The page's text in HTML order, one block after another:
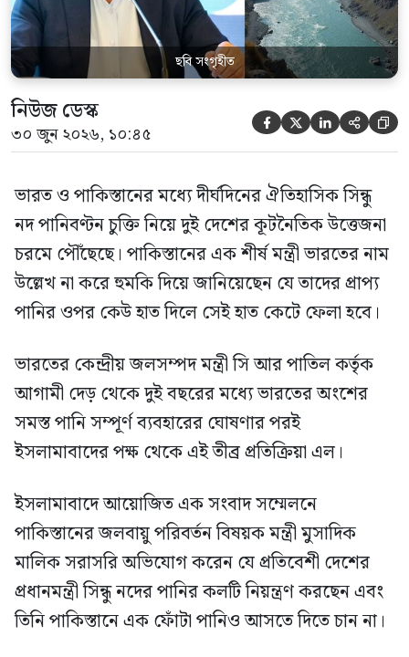
ছবি সংগৃহীত
নিউজ ডেস্ক
৩০ জুন ২০২৬, ১০:৪৫     
ভারত ও পাকিস্তানের মধ্যে দীর্ঘদিনের ঐতিহাসিক সিন্ধু
নদ পানিবণ্টন চুক্তি নিয়ে দুই দেশের কূটনৈতিক উত্তেজনা
চরমে পৌঁছেছে। পাকিস্তানের এক শীর্ষ মন্ত্রী ভারতের নাম
উল্লেখ না করে হুমকি দিয়ে জানিয়েছেন যে তাদের প্রাপ্য
পানির ওপর কেউ হাত দিলে সেই হাত কেটে ফেলা হবে।
ভারতের কেন্দ্রীয় জলসম্পদ মন্ত্রী সি আর পাতিল কর্তৃক
আগামী দেড় থেকে দুই বছরের মধ্যে ভারতের অংশের
সমস্ত পানি সম্পূর্ণ ব্যবহারের ঘোষণার পরই
ইসলামাবাদের পক্ষ থেকে এই তীব্র প্রতিক্রিয়া এল।
ইসলামাবাদে আয়োজিত এক সংবাদ সম্মেলনে
পাকিস্তানের জলবায়ু পরিবর্তন বিষয়ক মন্ত্রী মুসাদিক
মালিক সরাসরি অভিযোগ করেন যে প্রতিবেশী দেশের
প্রধানমন্ত্রী সিন্ধু নদের পানির কলটি নিয়ন্ত্রণ করছেন এবং
তিনি পাকিস্তানে এক ফোঁটা পানিও আসতে দিতে চান না।